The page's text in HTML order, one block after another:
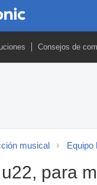
Consejos de
musical Equipo
para